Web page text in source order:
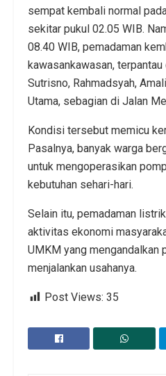
sempat kembali normal
sekitar pukul 02.05 WIB.
08.40 WIB, pemadaman
kawasankawasan,
Sutrisno, Rahmadsyah,
Utama, sebagian di Jalan
Kondisi tersebut memicu
Pasalnya, banyak warga
untuk mengoperasikan
kebutuhan sehari-hari.
Selain itu, pemadaman
aktivitas ekonomi
UMKM yang mengandalkan
menjalankan usahanya.
Post Views: 35